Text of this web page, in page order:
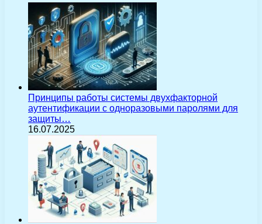
Принципы работы системы двухфакторной
аутентификации с одноразовыми паролями для
защиты…
16.07.2025